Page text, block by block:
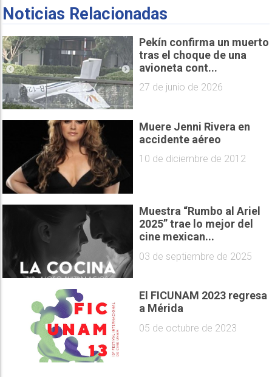
Noticias Relacionadas
Pekín confirma un muerto
tras el choque de una
avioneta cont...
27 de junio de 2026
Muere Jenni Rivera en
accidente aéreo
10 de diciembre de 2012
Muestra “Rumbo al Ariel
2025” trae lo mejor del
cine mexican...
03 de septiembre de 2025
El FICUNAM 2023 regresa
a Mérida
05 de octubre de 2023